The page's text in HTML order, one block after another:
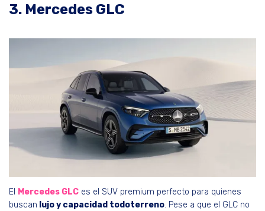
3. Mercedes GLC
El Mercedes GLC es el SUV premium perfecto para quienes
buscan lujo y capacidad todoterreno. Pese a que el GLC no